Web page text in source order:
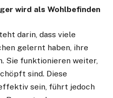
wird als Wohlbefinden
darin, dass viele
gelernt haben, ihre
Sie funktionieren weiter,
sind. Diese
sein, führt jedoch